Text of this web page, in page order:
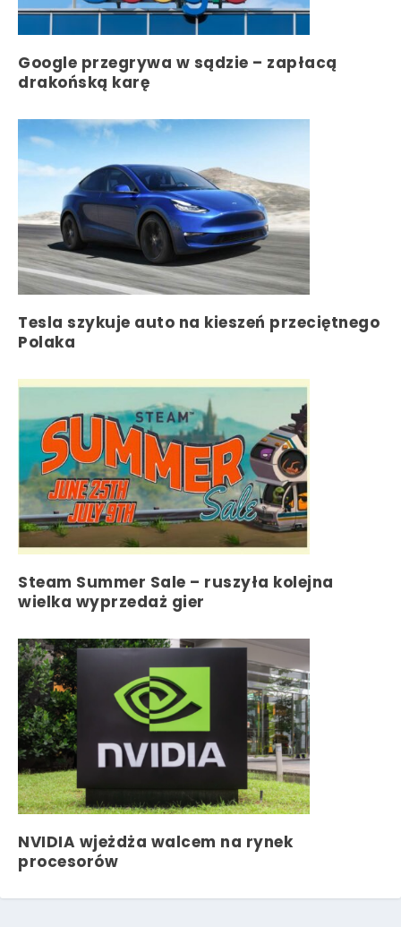
Google przegrywa w sądzie – zapłacą
drakońską karę
Tesla szykuje auto na kieszeń przeciętnego
Polaka
Steam Summer Sale – ruszyła kolejna
wielka wyprzedaż gier
NVIDIA wjeżdża walcem na rynek
procesorów